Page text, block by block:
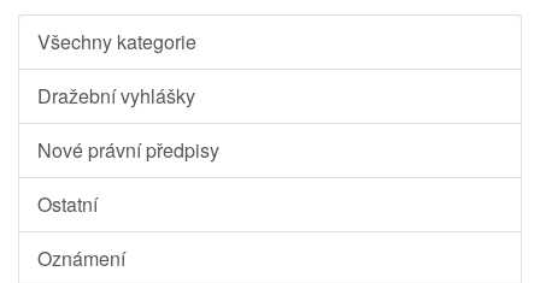
Všechny kategorie
Dražební vyhlášky
Nové právní předpisy
Ostatní
Oznámení